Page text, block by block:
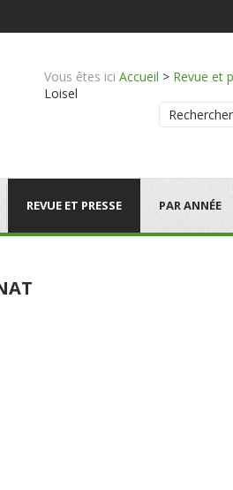
Vous êtes ici Accueil > Revue et
Loisel
Rechercher
REVUE ET PRESSE PAR ANNÉE